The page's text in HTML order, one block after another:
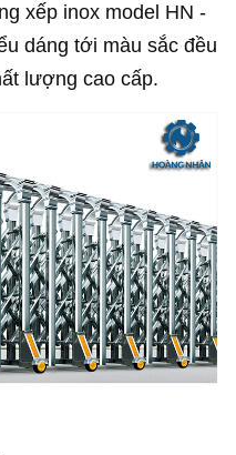
xếp inox model HN -
dáng tới màu sắc đều
lượng cao cấp.